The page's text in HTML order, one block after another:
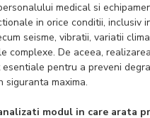
medical si
in orice conditii,
seisme, vibratii, variatii
complexe. De aceea,
pentru a preveni
maxima.
modul in care arata